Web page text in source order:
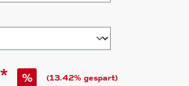
% (13.42% gespart)